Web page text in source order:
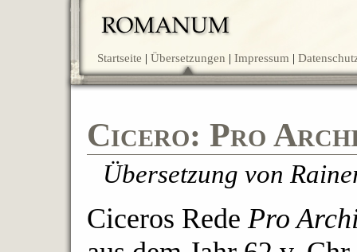
Startseite Übersetzungen Impressum
Cicero: Pro
Übersetzung von
Ciceros RedePro